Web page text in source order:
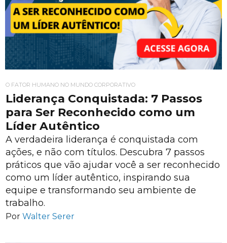
O FATOR HUMANO NO MUNDO CORPORATIVO
Liderança Conquistada: 7 Passos
para Ser Reconhecido como um
Líder Autêntico
A verdadeira liderança é conquistada com
ações, e não com títulos. Descubra 7 passos
práticos que vão ajudar você a ser reconhecido
como um líder autêntico, inspirando sua
equipe e transformando seu ambiente de
trabalho.
Por Walter Serer